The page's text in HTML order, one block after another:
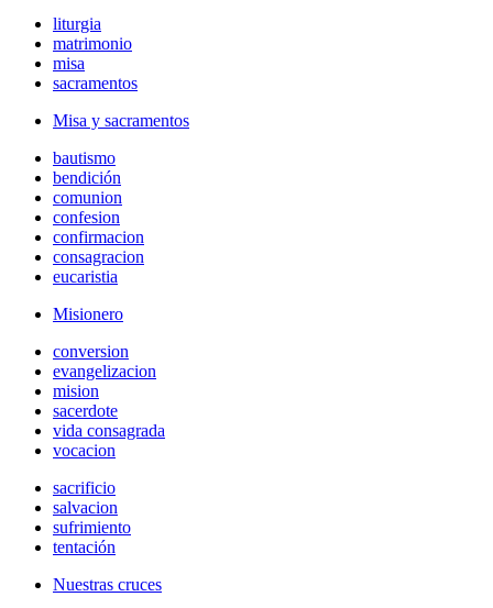
liturgia
matrimonio
misa
sacramentos
Misa y sacramentos
bautismo
bendición
comunion
confesion
confirmacion
consagracion
eucaristia
Misionero
conversion
evangelizacion
mision
sacerdote
vida consagrada
vocacion
sacrificio
salvacion
sufrimiento
tentación
Nuestras cruces